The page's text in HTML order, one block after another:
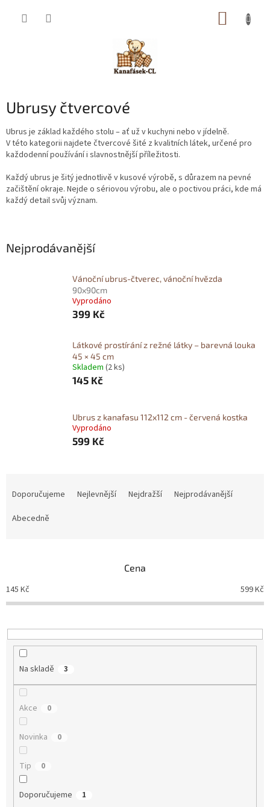
Ubrusy čtvercové
Ubrus je základ každého stolu – ať už v kuchyni nebo v jídelně.
V této kategorii najdete čtvercové šité z kvalitních látek, určené pro
každodenní používání i slavnostnější příležitosti.
Každý ubrus je šitý jednotlivě v kusové výrobě, s důrazem na pevné
začištění okraje. Nejde o sériovou výrobu, ale o poctivou práci, kde má
každý detail svůj význam.
Nejprodávanější
Vánoční ubrus-čtverec, vánoční hvězda
90x90cm
Vyprodáno
399 Kč
Látkové prostírání z režné látky – barevná louka
45 × 45 cm
Skladem (2 ks)
145 Kč
Ubrus z kanafasu 112x112 cm - červená kostka
Vyprodáno
599 Kč
o
d
k
t
Doporučujeme Nejlevnější Nejdražší
Nejprodávanější
Abecedně
Cena
145 Kč 599Kč
Na skladě 3
Akce 0
Novinka 0
Tip 0
Doporučujeme 1